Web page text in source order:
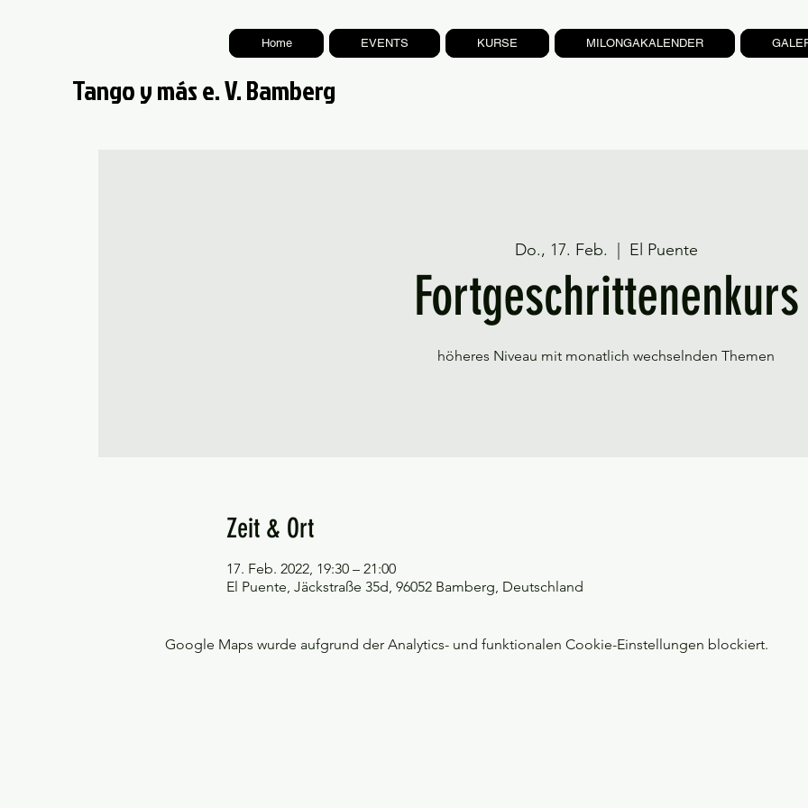
Home EVENTS KURSE MILONGAKALENDER
Tango y más e. V. Bamberg
Do., 17. Feb. El Puente
Fortgeschrittenenkurs
höheres Niveau mit monatlich wechselnden Themen
Zeit & Ort
17. Feb. 2022, 19:30 – 21:00
El Puente, Jäckstraße 35d, 96052 Bamberg, Deutschland
Google Maps wurde aufgrund der Analytics- und funktionalen Cookie-Einstellungen blockiert.